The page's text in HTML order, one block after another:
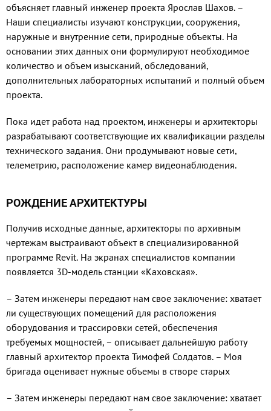
объясняет главный инженер проекта Ярослав Шахов. –
Наши специалисты изучают конструкции, сооружения,
наружные и внутренние сети, природные объекты. На
основании этих данных они формулируют необходимое
количество и объем изысканий, обследований,
дополнительных лабораторных испытаний и полный объем
проекта.
Пока идет работа над проектом, инженеры и архитекторы
разрабатывают соответствующие их квалификации разделы
технического задания. Они продумывают новые сети,
телеметрию, расположение камер видеонаблюдения.
РОЖДЕНИЕ АРХИТЕКТУРЫ
Получив исходные данные, архитекторы по архивным
чертежам выстраивают объект в специализированной
программе Revit. На экранах специалистов компании
появляется 3D-модель станции «Каховская».
– Затем инженеры передают нам свое заключение: хватает
ли существующих помещений для расположения
оборудования и трассировки сетей, обеспечения
требуемых мощностей, – описывает дальнейшую работу
главный архитектор проекта Тимофей Солдатов. – Моя
бригада оценивает нужные объемы в створе старых
– Затем инженеры передают нам свое заключение: хватает